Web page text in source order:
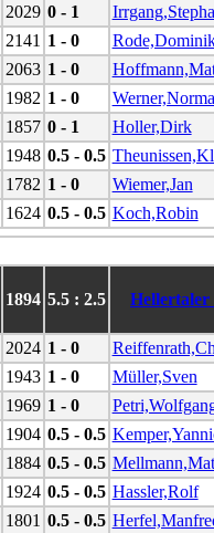
2029 0 - 1
2141 1 - 0
2063 1 - 0
1982 1 - 0
1857 0 - 1 Holler,Dirk
1948 0.5 - 0.5
1782 1 - 0 Wiemer,Jan
1624 0.5 - 0.5 Koch,Robin
1894 5.5 : 2.5 Hellertaler
2024 1 - 0
1943 1 - 0 Müller,Sven
1969 1 - 0
1904 0.5 - 0.5
1884 0.5 - 0.5
1924 0.5 - 0.5 Hassler,Rolf
1801 0.5 - 0.5